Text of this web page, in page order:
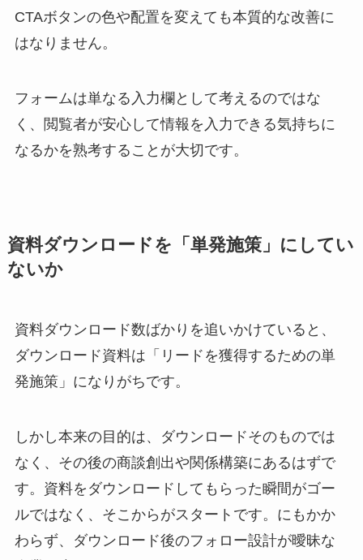
CTAボタンの色や配置を変えても本質的な改善に
はなりません。
フォームは単なる入力欄として考えるのではな
く、閲覧者が安心して情報を入力できる気持ちに
なるかを熟考することが大切です。
資料ダウンロードを「単発施策」にしてい
ないか
資料ダウンロード数ばかりを追いかけていると、
ダウンロード資料は「リードを獲得するための単
発施策」になりがちです。
しかし本来の目的は、ダウンロードそのものでは
なく、その後の商談創出や関係構築にあるはずで
す。資料をダウンロードしてもらった瞬間がゴー
ルではなく、そこからがスタートです。にもかか
わらず、ダウンロード後のフォロー設計が曖昧な